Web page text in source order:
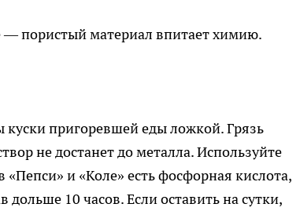
— пористый материал впитает химию.
куски пригоревшей еды ложкой. Грязь
не достанет до металла. Используйте
и «Коле» есть фосфорная кислота,
10 часов. Если оставить на сутки,